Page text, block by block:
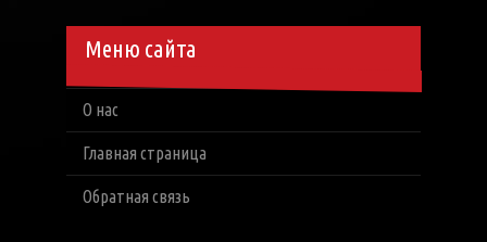
Меню сайта
О нас
Главная страница
Обратная связь